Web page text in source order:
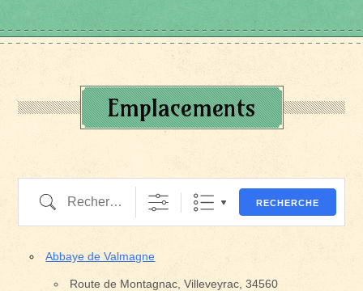
Emplacements
Recherche RECHERCHE
Abbaye de Valmagne
Route de Montagnac, Villeveyrac, 34560